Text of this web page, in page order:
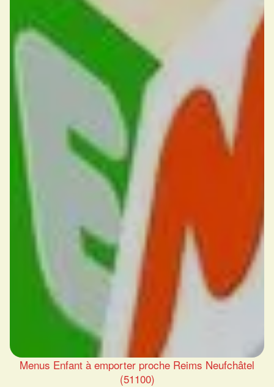
Menus Enfant à emporter proche Reims Neufchâtel
(51100)